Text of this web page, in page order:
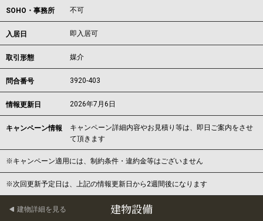
SOHO・事務所 不可
入居日 即入居可
取引形態 媒介
問合番号 3920-403
情報更新日 2026年7月6日
キャンペーン情報
キャンペーン詳細内容やお見積り等は、即日ご案内をさせ
て頂きます
※キャンペーン適用には、制約条件・違約金等はございません
※次回更新予定日は、上記の情報更新日から2週間後になります
建物設備
建物詳細を見る